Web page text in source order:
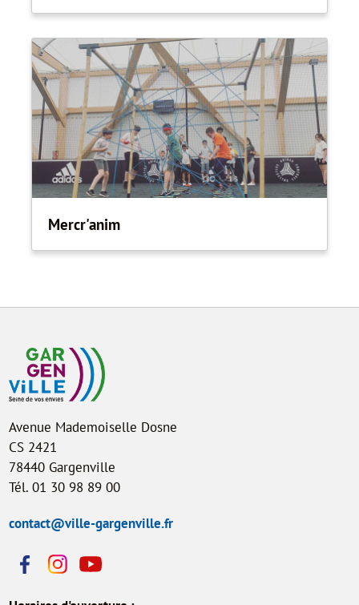
Mercr'anim
Avenue Mademoiselle Dosne
CS 2421
78440 Gargenville
Tél. 01 30 98 89 00
contact@ville-gargenville.fr